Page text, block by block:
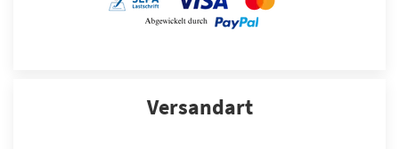
Versandart